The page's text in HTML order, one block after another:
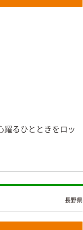
躍るひとときをロッ
長野県